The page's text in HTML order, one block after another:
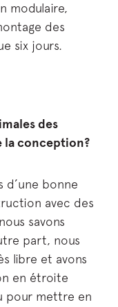
modulaire,
des
six jours.
des
la conception?
d’une bonne
avec des
savons
part, nous
libre et avons
en étroite
pour mettre en